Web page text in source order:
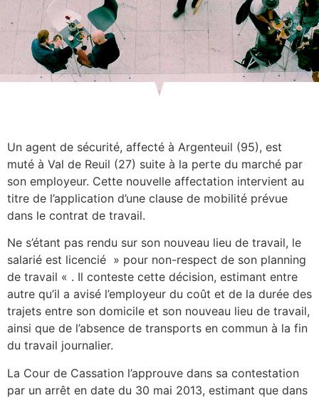
Un agent de sécurité, affecté à Argenteuil (95), est
muté à Val de Reuil (27) suite à la perte du marché par
son employeur. Cette nouvelle affectation intervient au
titre de l’application d’une clause de mobilité prévue
dans le contrat de travail.
Ne s’étant pas rendu sur son nouveau lieu de travail, le
salarié est licencié » pour non-respect de son planning
de travail « . Il conteste cette décision, estimant entre
autre qu’il a avisé l’employeur du coût et de la durée des
trajets entre son domicile et son nouveau lieu de travail,
ainsi que de l’absence de transports en commun à la fin
du travail journalier.
La Cour de Cassation l’approuve dans sa contestation
par un arrêt en date du 30 mai 2013, estimant que dans